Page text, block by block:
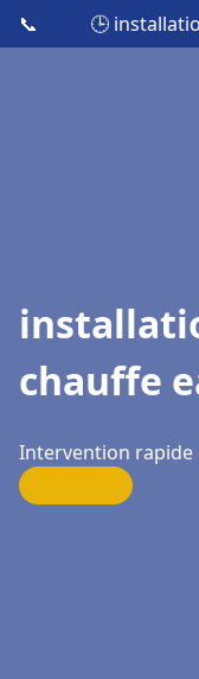
📞 🕒
chauffe
Intervention rapide